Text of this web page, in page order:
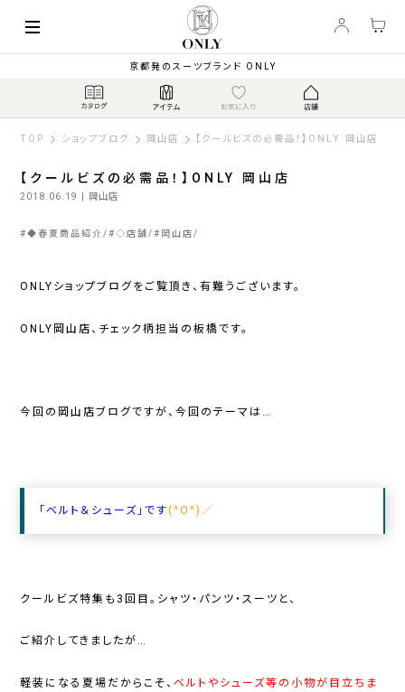
京都発のスーツブランド ONLY
TOP ショップブログ 岡山店 【クールビズの必需品！】ONLY 岡山店
【クールビズの必需品！】ONLY 岡山店
2018.06.19 | 岡山店
#◆春夏商品紹介 #◇店舗 # 岡山店
ONLYショップブログをご覧頂き、有難うございます。
ONLY岡山店、チェック柄担当の板橋です。
今回の岡山店ブログですが、今回のテーマは…
「ベルト＆シューズ」です(^O^)／
クールビズ特集も3回目。シャツ・パンツ・スーツと、
ご紹介してきましたが…
軽装になる夏場だからこそ、ベルトやシューズ等の小物が目立ちま